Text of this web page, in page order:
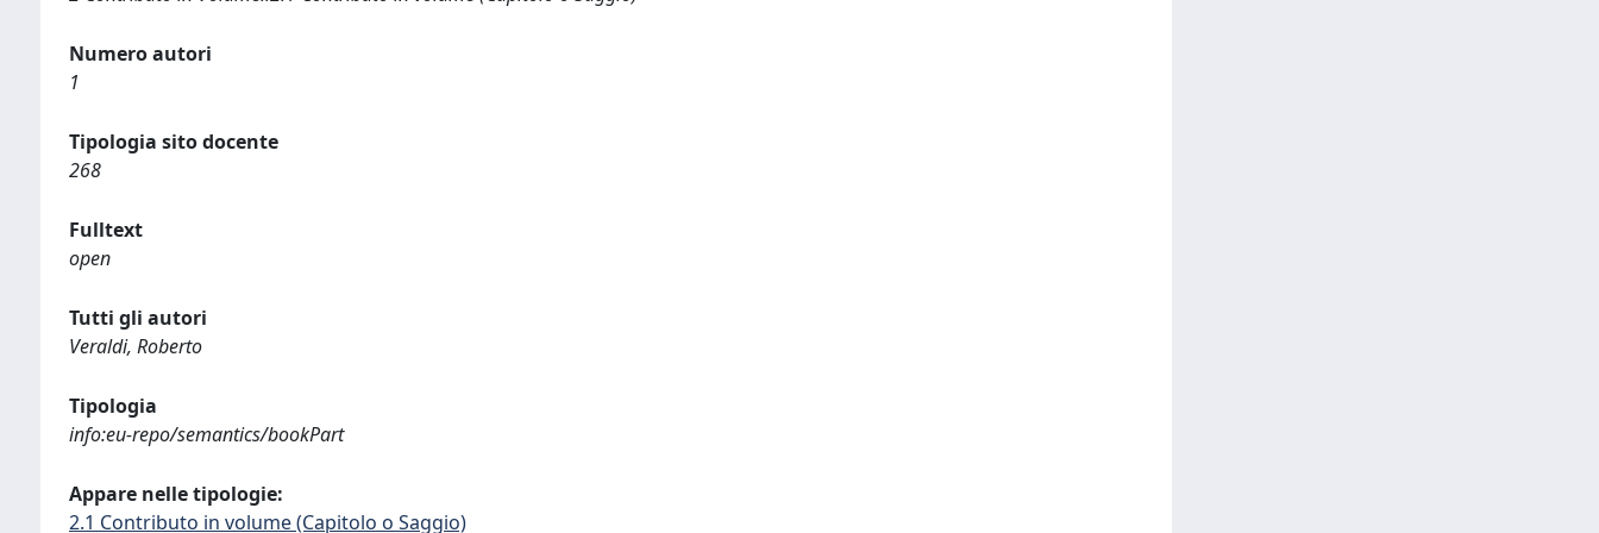
Numero autori
1
Tipologia sito docente
268
Fulltext
open
Tutti gli autori
Veraldi, Roberto
Tipologia
info:eu-repo/semantics/bookPart
Appare nelle tipologie:
2.1 Contributo in volume (Capitolo o Saggio)